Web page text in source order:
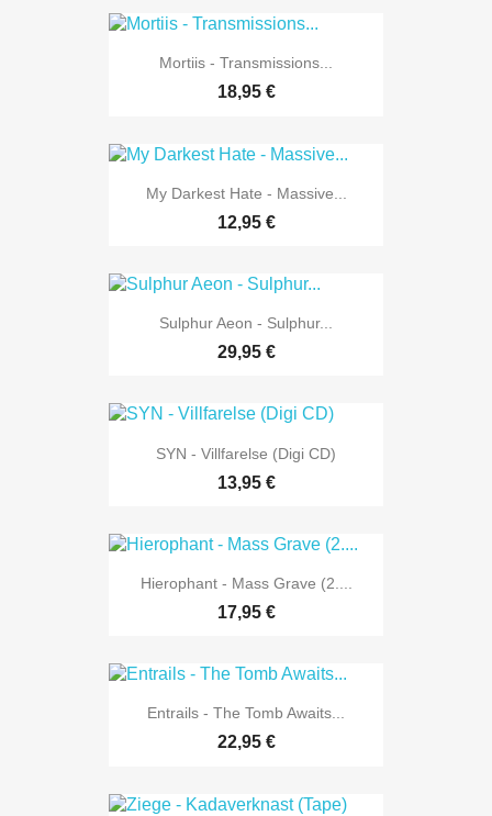
Mortiis - Transmissions...
18,95 €
My Darkest Hate - Massive...
12,95 €
Sulphur Aeon - Sulphur...
29,95 €
SYN - Villfarelse (Digi CD)
13,95 €
Hierophant - Mass Grave (2....
17,95 €
Entrails - The Tomb Awaits...
22,95 €